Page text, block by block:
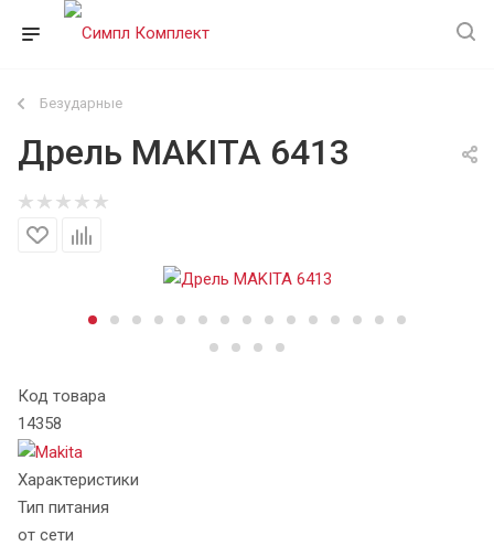
Безударные
Дрель MAKITA 6413
Код товара
14358
Характеристики
Тип питания
от сети